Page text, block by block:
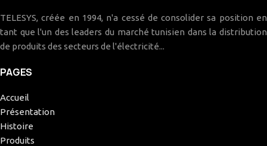
TELESYS, créée en 1994, n'a cessé de consolider sa position en
tant que l'un des leaders du marché tunisien dans la distribution
de produits des secteurs de l'électricité...
PAGES
Accueil
Présentation
Histoire
Produits